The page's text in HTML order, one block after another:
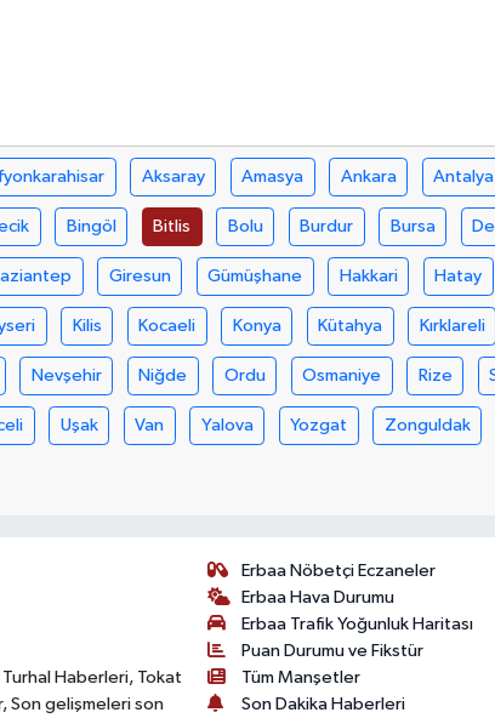
Aksaray Amasya Ankara Antalya
Bingöl Bitlis Bolu Burdur Bursa
Giresun Gümüşhane Hakkari Hatay
Kilis Kocaeli Konya Kütahya Kırklareli
Nevşehir Niğde Ordu Osmaniye Rize
Uşak Van Yalova Yozgat Zonguldak
Haberleri, Tokat
Son gelişmeleri son
Erbaa Nöbetçi Eczaneler
Erbaa Hava Durumu
Erbaa Trafik Yoğunluk Haritası
Puan Durumu ve Fikstür
Tüm Manşetler
Son Dakika Haberleri